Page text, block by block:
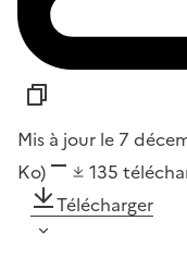
Mis à jour le 7
Ko)
135
Télécharger